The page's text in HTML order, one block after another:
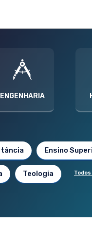
ENGENHARIA
Ensino
Teologia